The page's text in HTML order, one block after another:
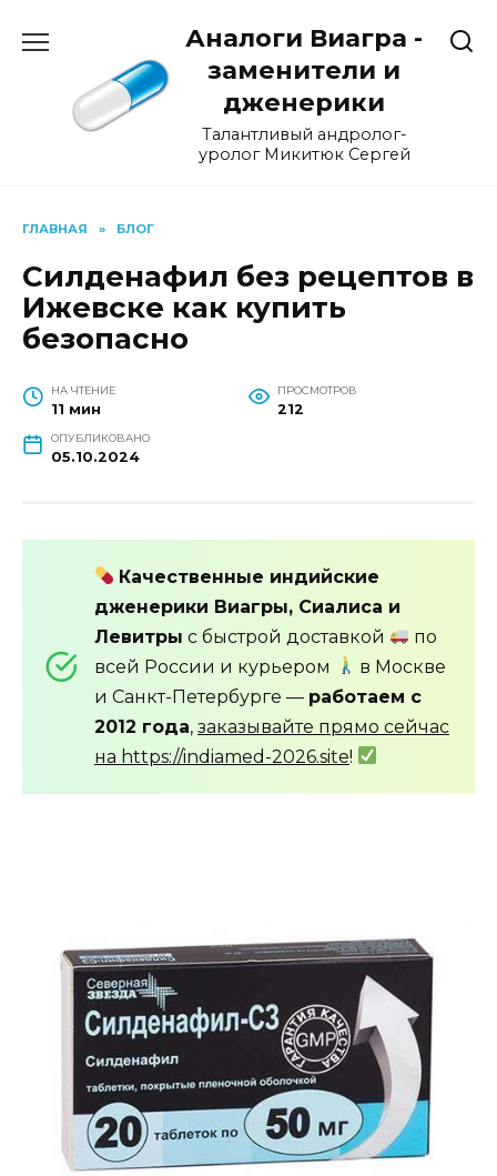
Аналоги Виагра -
заменители и
дженерики
Талантливый андролог-
уролог Микитюк Сергей
ГЛАВНАЯ » БЛОГ
Силденафил без рецептов в
Ижевске как купить
безопасно
НА ЧТЕНИЕ
11 мин
ПРОСМОТРОВ
212
ОПУБЛИКОВАНО
05.10.2024
Качественные индийские
дженерики Виагры, Сиалиса и
Левитры с быстрой доставкой
по
всей России и курьером
в Москве
и Санкт-Петербурге — работаем с
2012 года, заказывайте прямо сейчас
на https://indiamed-2026.site!